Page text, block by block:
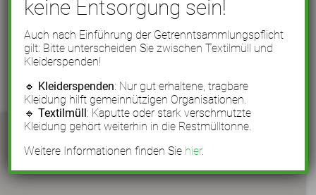
keine Entsorgung sein!
Auch nach Einführung der Getrenntsammlungspflicht
gilt: Bitte unterscheiden Sie zwischen Textilmüll und
Kleiderspenden!
🔹 Kleiderspenden: Nur gut erhaltene, tragbare
Kleidung hilft gemeinnützigen Organisationen.
🔹Textilmüll: Kaputte oder stark verschmutzte
Kleidung gehört weiterhin in die Restmülltonne.
Weitere Informationen finden Sie hier.